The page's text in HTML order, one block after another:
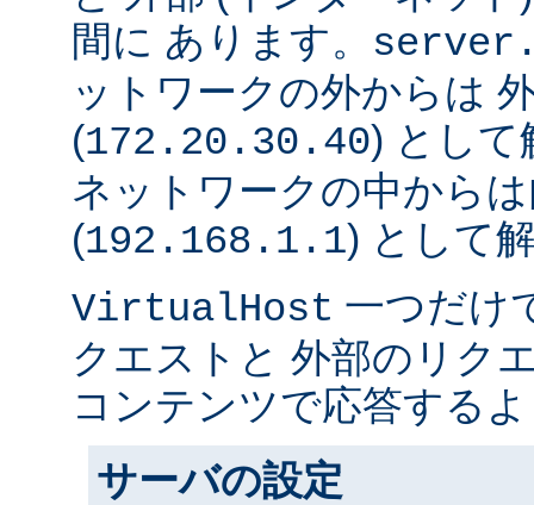
間に あります。
ットワークの外からは
(172.20.30.40) として
ネットワークの中から
(192.168.1.1) として
VirtualHost 一つだけ
クエストと 外部のリク
コンテンツで応答する
サーバの設定